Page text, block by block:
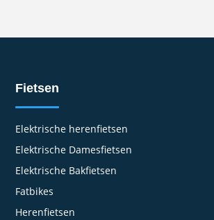
Fietsen
Elektrische herenfietsen
Elektrische Damesfietsen
Elektrische Bakfietsen
Fatbikes
Herenfietsen